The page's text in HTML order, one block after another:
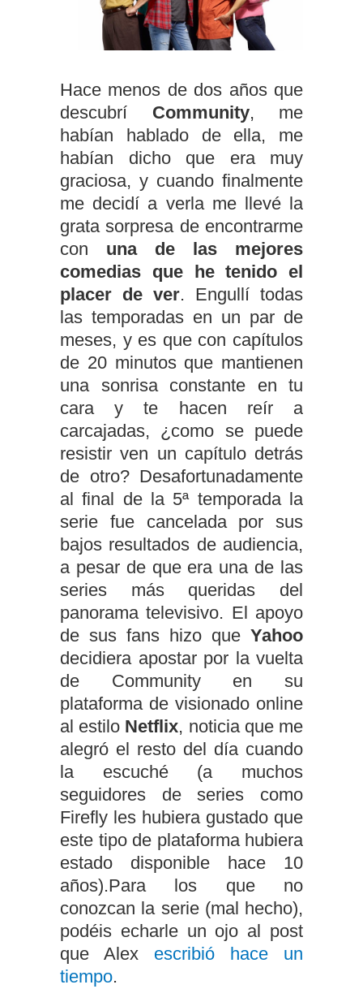
Hace menos de dos años que
descubrí Community, me
habían hablado de ella, me
habían dicho que era muy
graciosa, y cuando finalmente
me decidí a verla me llevé la
grata sorpresa de encontrarme
con una de las mejores
comedias que he tenido el
placer de ver. Engullí todas
las temporadas en un par de
meses, y es que con capítulos
de 20 minutos que mantienen
una sonrisa constante en tu
cara y te hacen reír a
carcajadas, ¿como se puede
resistir ven un capítulo detrás
de otro? Desafortunadamente
al final de la 5ª temporada la
serie fue cancelada por sus
bajos resultados de audiencia,
a pesar de que era una de las
series más queridas del
panorama televisivo. El apoyo
de sus fans hizo que Yahoo
decidiera apostar por la vuelta
de Community en su
plataforma de visionado online
al estilo Netflix, noticia que me
alegró el resto del día cuando
la escuché (a muchos
seguidores de series como
Firefly les hubiera gustado que
este tipo de plataforma hubiera
estado disponible hace 10
años).Para los que no
conozcan la serie (mal hecho),
podéis echarle un ojo al post
que Alex escribió hace un
tiempo.